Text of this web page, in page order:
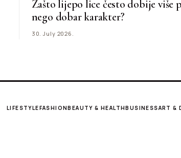
Zašto lijepo lice često dobije više
nego dobar karakter?
30. July 2026.
LIFESTYLEFASHIONBEAUTY & HEALTHBUSINESSART &